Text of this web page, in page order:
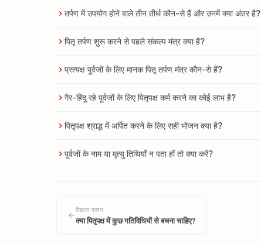
तर्पण में उपयोग होने वाले तीन तीर्थ कौन-से हैं और उनमें क्या अंतर है?
पितृ तर्पण शुरू करने से पहले संकल्प मंत्र क्या है?
प्रत्यक्ष पूर्वजों के लिए मानक पितृ तर्पण मंत्र कौन-से हैं?
गैर-हिंदू रहे पूर्वजों के लिए पितृपक्ष कर्म करने का कोई लाभ है?
पितृपक्ष श्राद्ध में अर्पित करने के लिए सही भोजन क्या है?
पूर्वजों के नाम या मृत्यु तिथियाँ न पता हों तो क्या करें?
पिछला प्रश्न
क्या पितृपक्ष में कुछ गतिविधियों से बचना चाहिए?